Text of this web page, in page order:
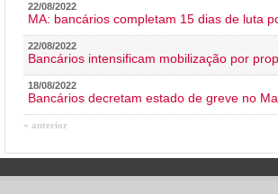
22/08/2022
MA: bancários completam 15 dias de luta
22/08/2022
Bancários intensificam mobilização por
18/08/2022
Bancários decretam estado de greve no
« anterior